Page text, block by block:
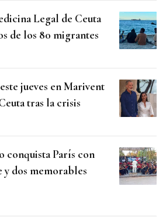
Legal de Ceuta
de los 80 migrantes
jueves en Marivent
tras la crisis
conquista París con
y dos memorables